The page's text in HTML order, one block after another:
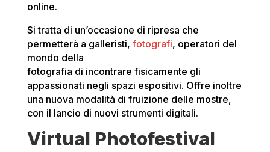
online.
Si tratta di un’occasione di ripresa che
permetterà a galleristi, fotografi, operatori del
mondo della
fotografia di incontrare fisicamente gli
appassionati negli spazi espositivi. Offre inoltre
una nuova modalità di fruizione delle mostre,
con il lancio di nuovi strumenti digitali.
Virtual Photofestival